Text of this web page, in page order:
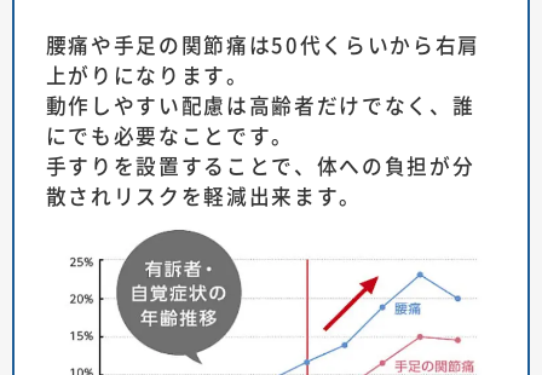
腰痛や手足の関節痛は50代くらいから右肩
上がりになります。
動作しやすい配慮は高齢者だけでなく、誰
にでも必要なことです。
手すりを設置することで、体への負担が分
散されリスクを軽減出来ます。